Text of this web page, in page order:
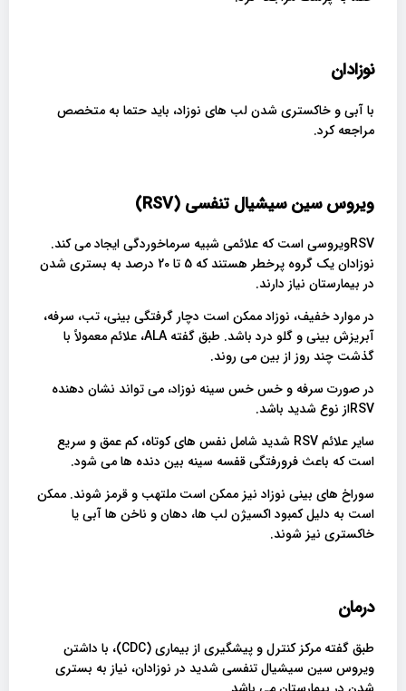
نوزادان
با آبی و خاکستری شدن لب های نوزاد، باید حتما به متخصص
مراجعه کرد.
ویروس سین سیشیال تنفسی (RSV)
RSVویروسی است که علائمی شبیه سرماخوردگی ایجاد می کند.
نوزادان یک گروه پرخطر هستند که 5 تا 20 درصد به بستری شدن
در بیمارستان نیاز دارند.
در موارد خفیف، نوزاد ممکن است دچار گرفتگی بینی، تب، سرفه،
آبریزش بینی و گلو درد باشد. طبق گفته ALA، علائم معمولاً با
گذشت چند روز از بین می روند.
در صورت سرفه و خس خس سینه نوزاد، می تواند نشان دهنده
RSVاز نوع شدید باشد.
سایر علائم RSV شدید شامل نفس های کوتاه، کم عمق و سریع
است که باعث فرورفتگی قفسه سینه بین دنده ها می شود.
سوراخ های بینی نوزاد نیز ممکن است ملتهب و قرمز شوند. ممکن
است به دلیل کمبود اکسیژن لب ها، دهان و ناخن ها آبی یا
خاکستری نیز شوند.
درمان
طبق گفته مرکز کنترل و پیشگیری از بیماری (CDC)، با داشتن
ویروس سین سیشیال تنفسی شدید در نوزادان، نیاز به بستری